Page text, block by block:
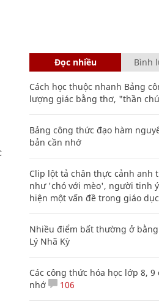
Đọc nhiều Bình
Cách học thuộc nhanh Bảng
lượng giác bằng thơ, "thần
Bảng công thức đạo hàm
bản cần nhớ
Clip lột tả chân thực cảnh anh
như 'chó với mèo', người tinh
hiện một vấn đề trong giáo
Nhiều điểm bất thường ở
Lý Nhã Kỳ
Các công thức hóa học lớp 8, 9
nhớ
106